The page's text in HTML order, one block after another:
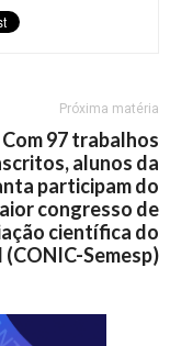
Próxima matéria
Com 97 trabalhos
alunos da
participam do
congresso de
científica do
(CONIC-Semesp)